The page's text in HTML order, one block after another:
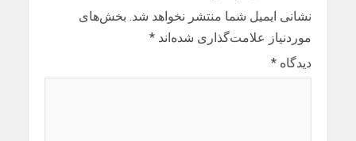
نشانی ایمیل شما منتشر نخواهد شد. بخش‌های
موردنیاز علامت‌گذاری شده‌اند *
دیدگاه *